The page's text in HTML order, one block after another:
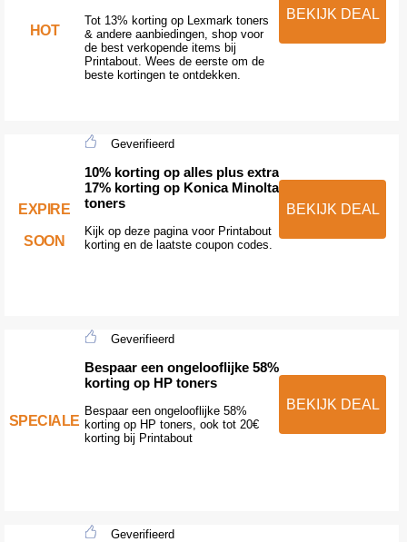
HOT
Tot 13% korting op Lexmark toners
& andere aanbiedingen, shop voor
de best verkopende items bij
Printabout. Wees de eerste om de
beste kortingen te ontdekken.
BEKIJK DEAL
EXPIRE
SOON
Geverifieerd
10% korting op alles plus extra
17% korting op Konica Minolta
toners
Kijk op deze pagina voor Printabout
korting en de laatste coupon codes.
BEKIJK DEAL
SPECIALE
Geverifieerd
Bespaar een ongelooflijke 58%
korting op HP toners
Bespaar een ongelooflijke 58%
korting op HP toners, ook tot 20€
korting bij Printabout
BEKIJK DEAL
Geverifieerd